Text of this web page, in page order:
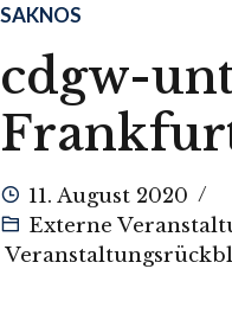
SAKNOS
cdgw-
11. August 2020
Externe